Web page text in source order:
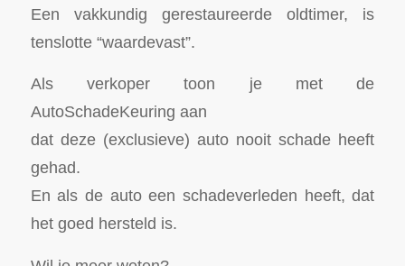
Een vakkundig gerestaureerde oldtimer, is
tenslotte “waardevast”.
Als verkoper toon je met de
AutoSchadeKeuring aan
dat deze (exclusieve) auto nooit schade heeft
gehad.
En als de auto een schadeverleden heeft, dat
het goed hersteld is.